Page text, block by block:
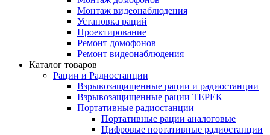
Монтаж видеонаблюдения
Установка раций
Проектирование
Ремонт домофонов
Ремонт видеонаблюдения
Каталог товаров
Рации и Радиостанции
Взрывозащищенные рации и радиостанции
Взрывозащищенные рации ТЕРЕК
Портативные радиостанции
Портативные рации аналоговые
Цифровые портативные радиостанции